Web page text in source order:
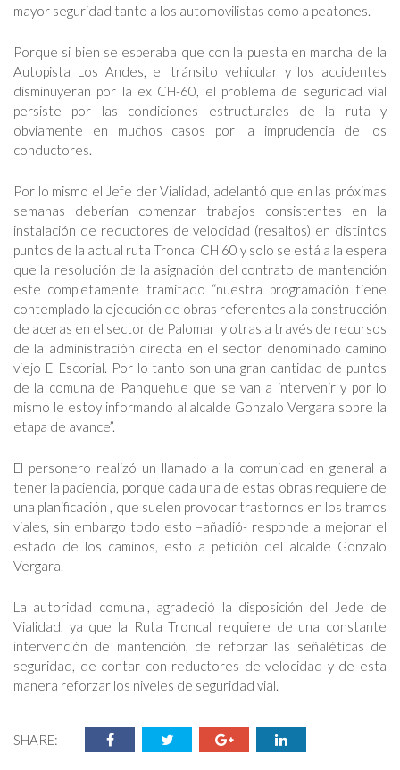
mayor seguridad tanto a los automovilistas como a peatones.
Porque si bien se esperaba que con la puesta en marcha de la
Autopista Los Andes, el tránsito vehicular y los accidentes
disminuyeran por la ex CH-60, el problema de seguridad vial
persiste por las condiciones estructurales de la ruta y
obviamente en muchos casos por la imprudencia de los
conductores.
Por lo mismo el Jefe der Vialidad, adelantó que en las próximas
semanas deberían comenzar trabajos consistentes en la
instalación de reductores de velocidad (resaltos) en distintos
puntos de la actual ruta Troncal CH 60 y solo se está a la espera
que la resolución de la asignación del contrato de mantención
este completamente tramitado “nuestra programación tiene
contemplado la ejecución de obras referentes a la construcción
de aceras en el sector de Palomar y otras a través de recursos
de la administración directa en el sector denominado camino
viejo El Escorial. Por lo tanto son una gran cantidad de puntos
de la comuna de Panquehue que se van a intervenir y por lo
mismo le estoy informando al alcalde Gonzalo Vergara sobre la
etapa de avance”.
El personero realizó un llamado a la comunidad en general a
tener la paciencia, porque cada una de estas obras requiere de
una planificación , que suelen provocar trastornos en los tramos
viales, sin embargo todo esto –añadió- responde a mejorar el
estado de los caminos, esto a petición del alcalde Gonzalo
Vergara.
La autoridad comunal, agradeció la disposición del Jede de
Vialidad, ya que la Ruta Troncal requiere de una constante
intervención de mantención, de reforzar las señaléticas de
seguridad, de contar con reductores de velocidad y de esta
manera reforzar los niveles de seguridad vial.
SHARE: